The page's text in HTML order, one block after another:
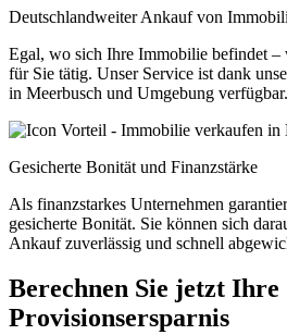
Deutschlandweiter Ankauf von
Egal, wo sich Ihre Immobilie befindet –
für Sie tätig. Unser Service ist dank
in Meerbusch und Umgebung verfügbar.
Gesicherte Bonität und Finanzstärke
Als finanzstarkes Unternehmen
gesicherte Bonität. Sie können sich
Ankauf zuverlässig und schnell
Berechnen Sie jetzt Ihre
Provisionsersparnis